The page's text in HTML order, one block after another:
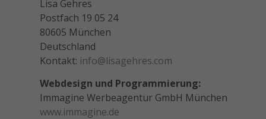
Lisa Gehres
Postfach 19 05 24
80605 München
Deutschland
Kontakt: info@lisagehres.com
Webdesign und Programmierung:
Immagine Werbeagentur GmbH München
www.immagine.de